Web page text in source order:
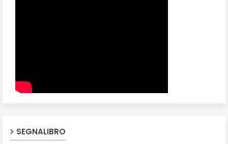
SEGNALIBRO